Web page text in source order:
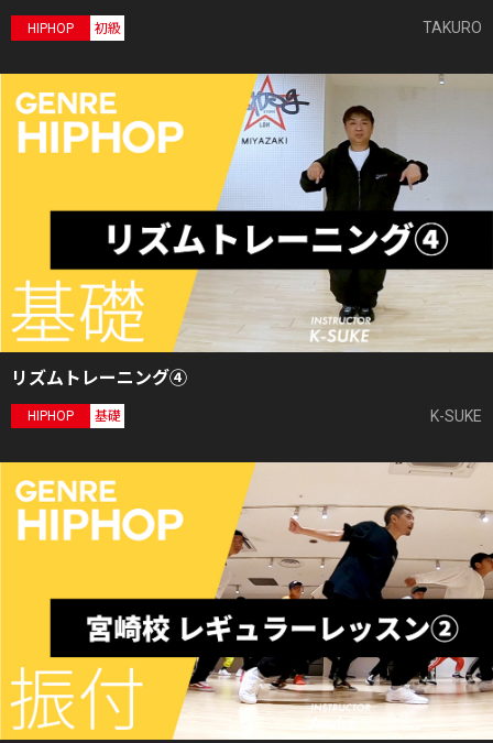
HIPHOP 初級 TAKURO
リズムトレーニング④
HIPHOP 基礎 K-SUKE